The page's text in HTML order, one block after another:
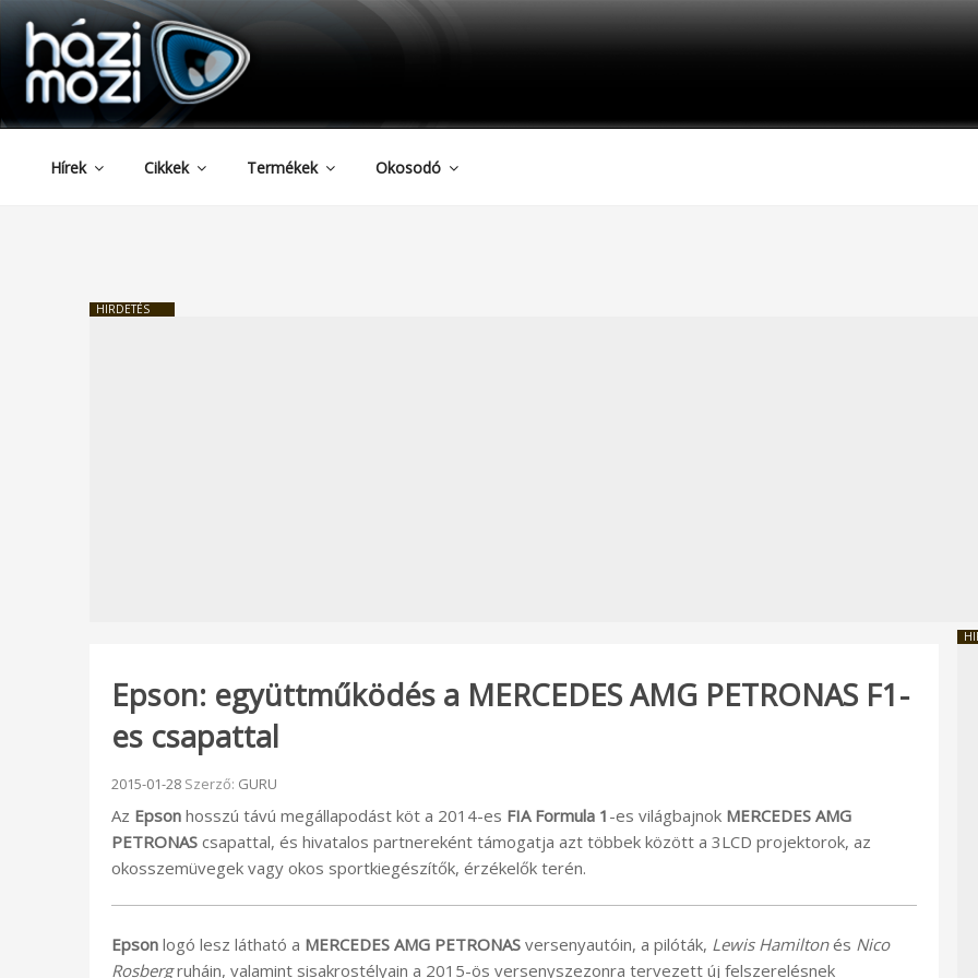
Tartalomhoz
HAZIMOZI
Hírek Cikkek Termékek Okosodó
HIRDETÉS
Epson: együttműködés a MERCEDES AMG PETRONAS F1-
es csapattal
Beküldve:
2015-01-28 Szerző: GURU
Az Epson hosszú távú megállapodást köt a 2014-es FIA Formula 1 -es világbajnok MERCEDES AMG
PETRONAS csapattal, és hivatalos partnereként támogatja azt többek között a 3LCD projektorok, az
okosszemüvegek vagy okos sportkiegészítők, érzékelők terén.
Epson logó lesz látható a MERCEDES AMG PETRONAS versenyautóin, a pilóták, Lewis Hamiltonés Nico
Rosbergruháin, valamint sisakrostélyain a 2015-ös versenyszezonra tervezett új felszerelésnek